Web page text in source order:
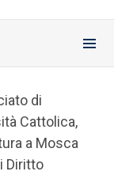
di
Cattolica,
a Mosca
Diritto